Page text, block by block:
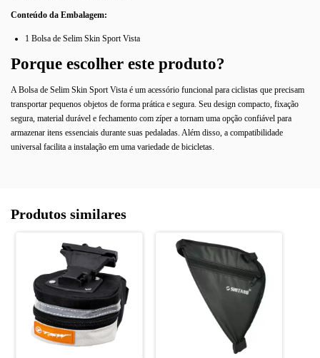
Conteúdo da Embalagem:
1 Bolsa de Selim Skin Sport Vista
Porque escolher este produto?
A Bolsa de Selim Skin Sport Vista é um acessório funcional para ciclistas que precisam
transportar pequenos objetos de forma prática e segura. Seu design compacto, fixação
segura, material durável e fechamento com zíper a tornam uma opção confiável para
armazenar itens essenciais durante suas pedaladas. Além disso, a compatibilidade
universal facilita a instalação em uma variedade de bicicletas.
Produtos similares